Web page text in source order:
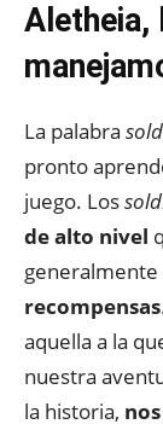
Aletheia,
La palabra
pronto
juego. Los
de alto nivel
generalmente
recompensas
aquella a la
nuestra
la historia,